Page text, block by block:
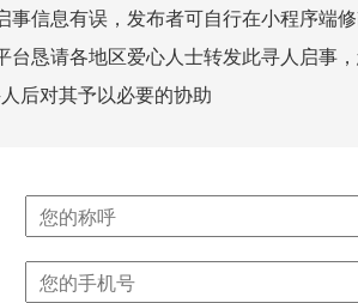
事信息有误，发布者可自行在小程序端修
台恳请各地区爱心人士转发此寻人启事
后对其予以必要的协助